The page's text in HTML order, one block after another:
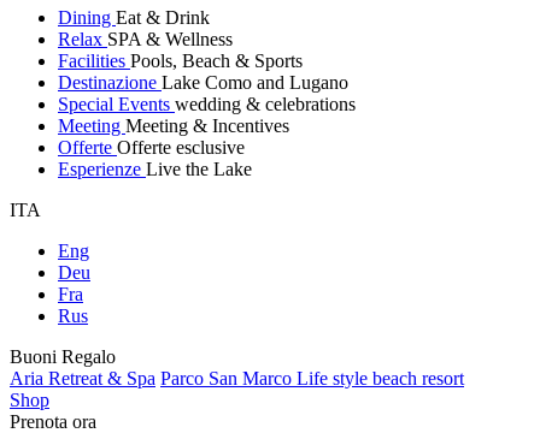
Dining Eat & Drink
Relax SPA & Wellness
Facilities Pools, Beach & Sports
Destinazione Lake Como and Lugano
Special Events wedding & celebrations
Meeting Meeting & Incentives
Offerte Offerte esclusive
Esperienze Live the Lake
ITA
Eng
Deu
Fra
Rus
Buoni Regalo
Aria Retreat & Spa Parco San Marco Life style beach resort
Shop
Prenota ora